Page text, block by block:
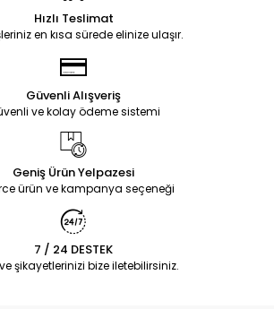
Hızlı Teslimat
en kısa sürede elinize ulaşır.
Güvenli Alışveriş
ve kolay ödeme sistemi
Geniş Ürün Yelpazesi
ürün ve kampanya seçeneği
7 / 24 DESTEK
şikayetlerinizi bize iletebilirsiniz.